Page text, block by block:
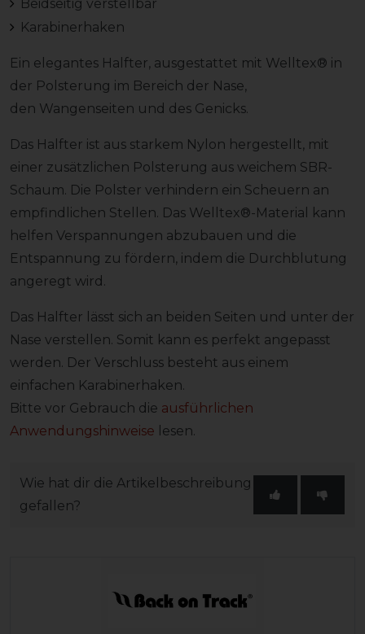
Beidseitig verstellbar
Karabinerhaken
Ein elegantes Halfter, ausgestattet mit Welltex® in
der Polsterung im Bereich der Nase,
den Wangenseiten und des Genicks.
Das Halfter ist aus starkem Nylon hergestellt, mit
einer zusätzlichen Polsterung aus weichem SBR-
Schaum. Die Polster verhindern ein Scheuern an
empfindlichen Stellen. Das Welltex®-Material kann
helfen Verspannungen abzubauen und die
Entspannung zu fördern, indem die Durchblutung
angeregt wird.
Das Halfter lässt sich an beiden Seiten und unter der
Nase verstellen. Somit kann es perfekt angepasst
werden. Der Verschluss besteht aus einem
einfachen Karabinerhaken.
Bitte vor Gebrauch die ausführlichen
Anwendungshinweise lesen.
Wie hat dir die Artikelbeschreibung
gefallen?